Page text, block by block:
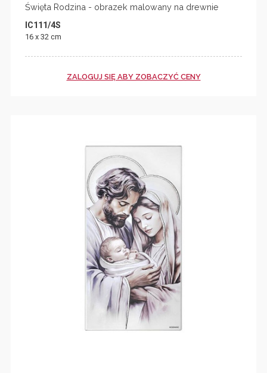
Święta Rodzina - obrazek malowany na drewnie
IC111/4S
16 x 32 cm
ZALOGUJ SIĘ ABY ZOBACZYĆ CENY